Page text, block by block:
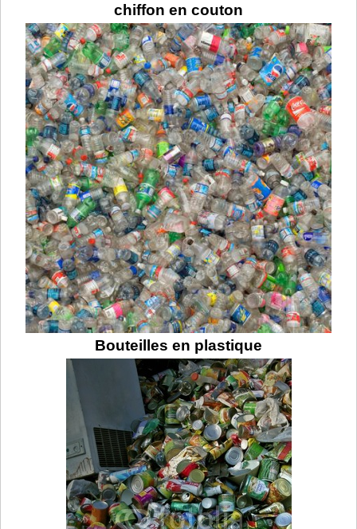
chiffon en couton
Bouteilles en plastique